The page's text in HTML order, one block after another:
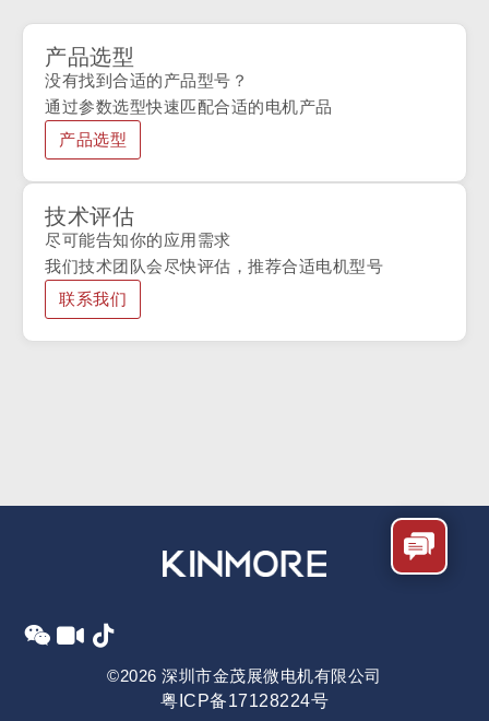
产品选型
没有找到合适的产品型号？
通过参数选型快速匹配合适的电机产品
产品选型
技术评估
尽可能告知你的应用需求
我们技术团队会尽快评估，推荐合适电机型号
联系我们
©2026 深圳市金茂展微电机有限公司
粤ICP备17128224号